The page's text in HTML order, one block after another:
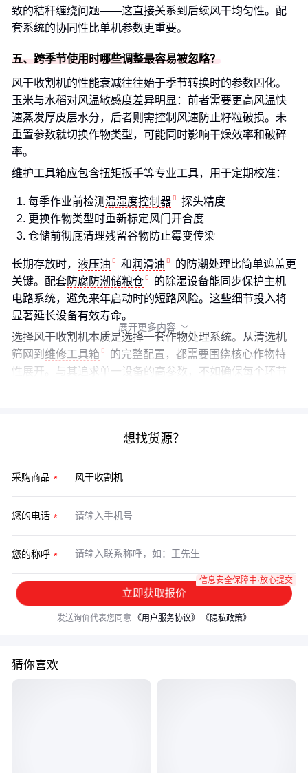
致的秸秆缠绕问题——这直接关系到后续风干均匀性。配
套系统的协同性比单机参数更重要。
五、跨季节使用时哪些调整最容易被忽略？
风干收割机的性能衰减往往始于季节转换时的参数固化。
玉米与水稻对风温敏感度差异明显：前者需要更高风温快
速蒸发厚皮层水分，后者则需控制风速防止籽粒破损。未
重置参数就切换作物类型，可能同时影响干燥效率和破碎
率。
维护工具箱应包含扭矩扳手等专业工具，用于定期校准：
每季作业前检测温湿度控制器
探头精度
更换作物类型时重新标定风门开合度
仓储前彻底清理残留谷物防止霉变传染
长期存放时， 液压油 和润滑油
的防潮处理比简单遮盖更
关键。配套防腐防潮储粮仓
的除湿设备能同步保护主机
电路系统，避免来年启动时的短路风险。这些细节投入将
显著延长设备有效寿命。
选择风干收割机本质是选择一套作物处理系统。从清选机
筛网到 维修工具箱
的完整配置，都需要围绕核心作物特
性展开。与其追求单一设备的高参数，不如确保每个环节
展开更多内容 
想找货源？
采购商品
您的电话
您的称呼
立即获取报价
信息安全保障中·放心提交
发送询价代表您同意 《用户服务协议》 《隐私政策》
猜你喜欢